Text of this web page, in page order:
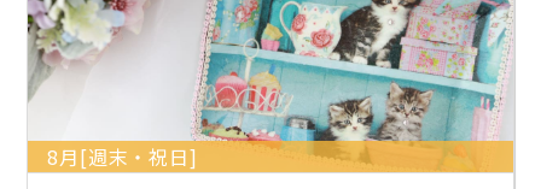
8月[週末・祝日]